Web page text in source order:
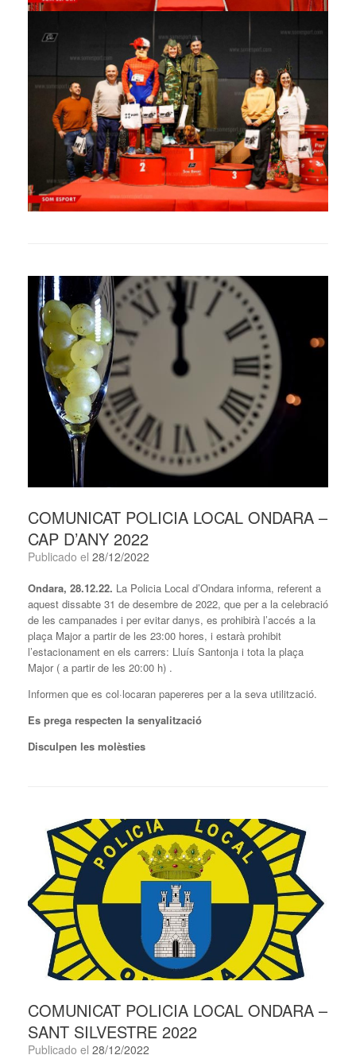
COMUNICAT POLICIA LOCAL ONDARA –
CAP D’ANY 2022
Publicado el 28/12/2022
Ondara, 28.12.22. La Policia Local d’Ondara informa, referent a
aquest dissabte 31 de desembre de 2022, que per a la celebració
de les campanades i per evitar danys, es prohibirà l’accés a la
plaça Major a partir de les 23:00 hores, i estarà prohibit
l’estacionament en els carrers: Lluís Santonja i tota la plaça
Major ( a partir de les 20:00 h) .
Informen que es col·locaran papereres per a la seva utilització.
Es prega respecten la senyalització
Disculpen les molèsties
COMUNICAT POLICIA LOCAL ONDARA –
SANT SILVESTRE 2022
Publicado el 28/12/2022